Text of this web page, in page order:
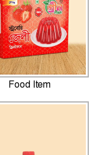
Food Item